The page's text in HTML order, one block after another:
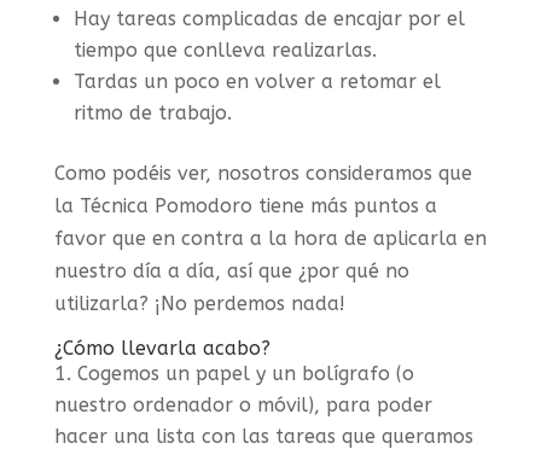
Hay tareas complicadas de encajar por el
tiempo que conlleva realizarlas.
Tardas un poco en volver a retomar el
ritmo de trabajo.
Como podéis ver, nosotros consideramos que
la Técnica Pomodoro tiene más puntos a
favor que en contra a la hora de aplicarla en
nuestro día a día, así que ¿por qué no
utilizarla? ¡No perdemos nada!
¿Cómo llevarla acabo?
Cogemos un papel y un bolígrafo (o
nuestro ordenador o móvil), para poder
hacer una lista con las tareas que queramos